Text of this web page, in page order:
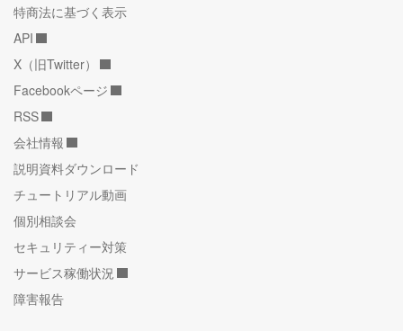
特商法に基づく表示
API
X（旧Twitter）
Facebookページ
RSS
会社情報
説明資料ダウンロード
チュートリアル動画
個別相談会
セキュリティー対策
サービス稼働状況
障害報告